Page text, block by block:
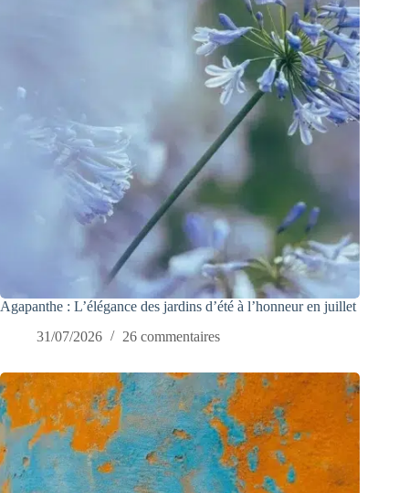
Agapanthe : L’élégance des jardins d’été à l’honneur en juillet
31/07/2026
26 commentaires